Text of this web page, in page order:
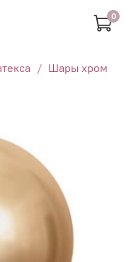
0
Шары хром